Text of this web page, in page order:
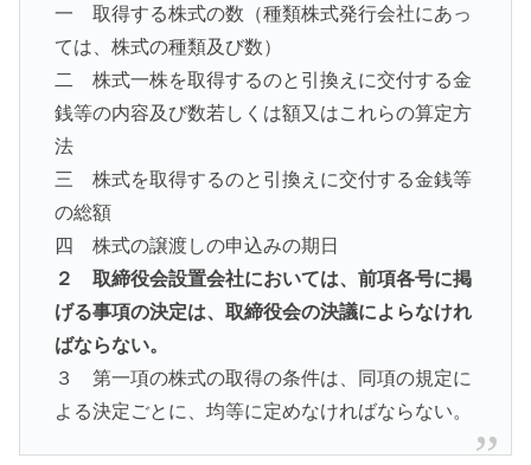
一 取得する株式の数（種類株式発行会社にあっ
ては、株式の種類及び数）
二 株式一株を取得するのと引換えに交付する金
銭等の内容及び数若しくは額又はこれらの算定方
法
三 株式を取得するのと引換えに交付する金銭等
の総額
四 株式の譲渡しの申込みの期日
２ 取締役会設置会社においては、前項各号に掲
げる事項の決定は、取締役会の決議によらなけれ
ばならない。
３ 第一項の株式の取得の条件は、同項の規定に
よる決定ごとに、均等に定めなければならない。